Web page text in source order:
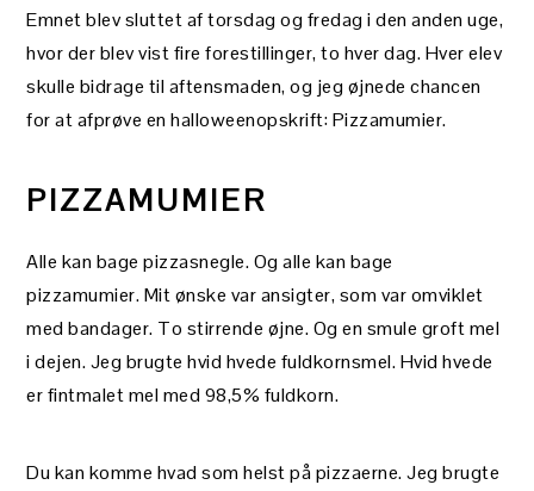
Emnet blev sluttet af torsdag og fredag i den anden uge,
hvor der blev vist fire forestillinger, to hver dag. Hver elev
skulle bidrage til aftensmaden, og jeg øjnede chancen
for at afprøve en halloweenopskrift: Pizzamumier.
PIZZAMUMIER
Alle kan bage pizzasnegle. Og alle kan bage
pizzamumier. Mit ønske var ansigter, som var omviklet
med bandager. To stirrende øjne. Og en smule groft mel
i dejen. Jeg brugte hvid hvede fuldkornsmel. Hvid hvede
er fintmalet mel med 98,5% fuldkorn.
Du kan komme hvad som helst på pizzaerne. Jeg brugte